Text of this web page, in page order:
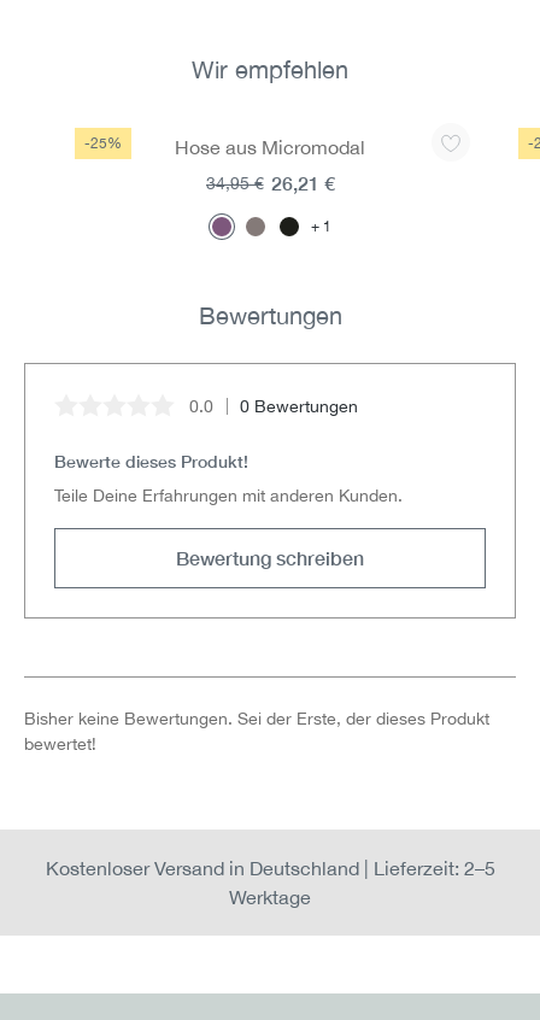
Wir empfehlen
Produktgalerie überspringen
-25% Hose aus Micromodal
1
26,21 €
34,95 €
-
Bewertungen
Durchschnittliche Bewertung von 0 von 5 Sternen
0.0 0 Bewertungen
Bewerte dieses Produkt!
Teile Deine Erfahrungen mit anderen Kunden.
Bewertung schreiben
Bisher keine Bewertungen. Sei der Erste, der dieses Produkt
bewertet!
Kostenloser Versand in Deutschland | Lieferzeit: 2–5
Werktage